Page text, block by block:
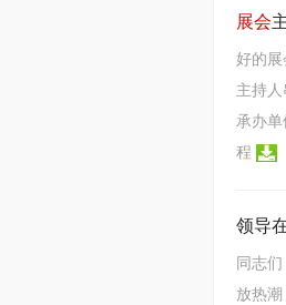
展会
好的
主持
承办
程
领导
同志
放热